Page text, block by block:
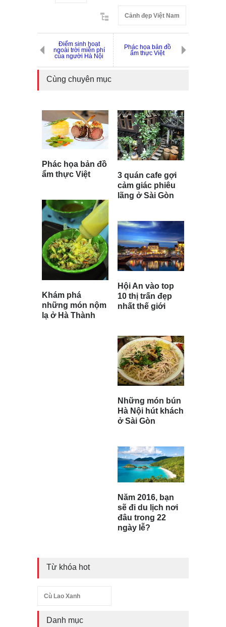
Cảnh đẹp Việt Nam
Điểm sinh hoạt
ngoài trời miễn phí
của người Hà Nội
Phác họa bản đồ
ẩm thực Việt
Cùng chuyên mục
Phác họa bản đồ
ẩm thực Việt
Khám phá
những món nộm
lạ ở Hà Thành
3 quán cafe gợi
cảm giác phiêu
lãng ở Sài Gòn
Hội An vào top
10 thị trấn đẹp
nhất thế giới
Những món bún
Hà Nội hút khách
ở Sài Gòn
Năm 2016, bạn
sẽ đi du lịch nơi
đâu trong 22
ngày lễ?
Từ khóa hot
Cù Lao Xanh
Danh mục